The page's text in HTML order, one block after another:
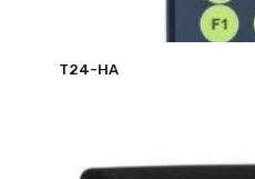
T24-HA